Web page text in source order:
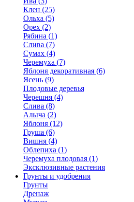
Клен (25)
Ольха (5)
Орех (2)
Рябина (1)
Слива (7)
Сумах (4)
Черемуха (7)
Яблоня декоративная (6)
Ясень (9)
Плодовые деревья
Черешня (4)
Слива (8)
Алыча (2)
Яблоня (12)
Груша (6)
Вишня (4)
Облепиха (1)
Черемуха плодовая (1)
Эксклюзивные растения
Грунты и удобрения
Грунты
Дренаж